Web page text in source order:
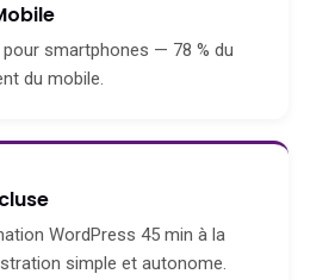
smartphones — 78 % du
du mobile.
WordPress 45 min à la
simple et autonome.